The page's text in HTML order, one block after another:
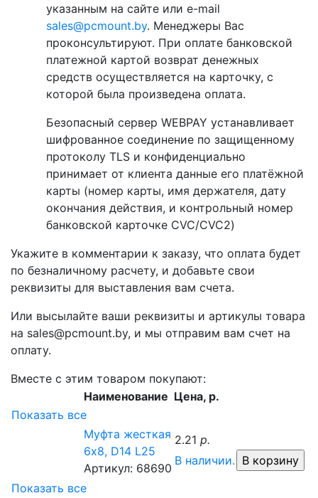
указанным на сайте или e-mail
sales@pcmount.by. Менеджеры Вас
проконсультируют. При оплате банковской
платежной картой возврат денежных
средств осуществляется на карточку, с
которой была произведена оплата.
Безопасный сервер WEBPAY устанавливает
шифрованное соединение по защищенному
протоколу TLS и конфиденциально
принимает от клиента данные его платёжной
карты (номер карты, имя держателя, дату
окончания действия, и контрольный номер
банковской карточке CVC/CVC2)
Укажите в комментарии к заказу, что оплата будет
по безналичному расчету, и добавьте свои
реквизиты для выставления вам счета.
Или высылайте ваши реквизиты и артикулы товара
на sales@pcmount.by, и мы отправим вам счет на
оплату.
Вместе с этим товаром покупают:
Наименование Цена, р.
Показать все
Муфта жесткая
6х8, D14 L25
Артикул: 68690
2.21 р.
В наличии.
Показать все